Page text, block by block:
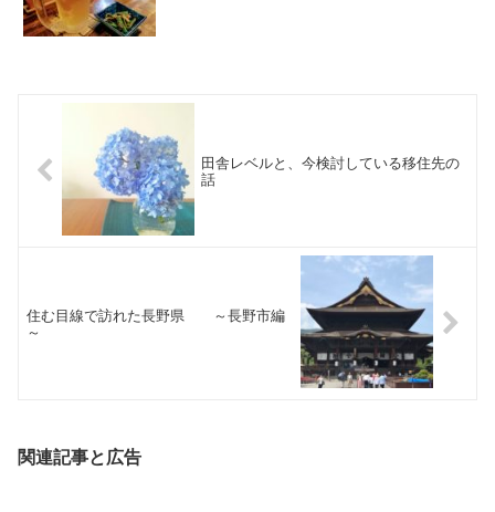
田舎レベルと、今検討している移住先の
話
住む目線で訪れた長野県 ～長野市編
～
関連記事と広告